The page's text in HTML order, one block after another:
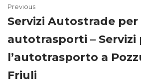
Previous
Servizi Autostrade per
autotrasporti – Servizi
l’autotrasporto a
Friuli